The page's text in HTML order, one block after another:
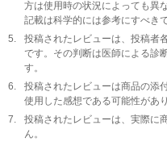
方は使用時の状況によっても異
記載は科学的には参考にすべき
5.
投稿されたレビューは、投稿者
です。その判断は医師による診
す。
6.
投稿されたレビューは商品の添
使用した感想である可能性があり
7.
投稿されたレビューは、実際に
ん。